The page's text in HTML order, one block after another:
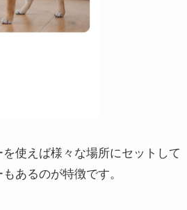
使えば様々な場所にセットして
あるのが特徴です。